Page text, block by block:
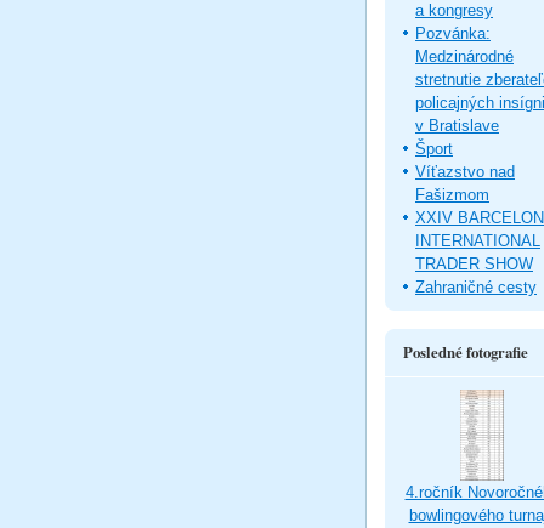
a kongresy
Pozvánka:
Medzinárodné
stretnutie
policajných
v Bratislave
Šport
Víťazstvo nad
Fašizmom
XXIV
INTERNATIONAL
TRADER SHOW
Zahraničné cesty
Posledné fotografie
4.ročník
bowlingového